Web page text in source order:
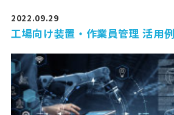
2022.09.29
工場向け装置・作業員管理 活用例